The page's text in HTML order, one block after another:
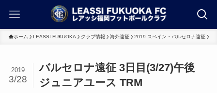
ホーム LEASSI FUKUOKA クラブ情報 海外遠征 2019 スペイン・バルセロナ遠征
バルセロナ遠征 3日目(3/27)午後
ジュニアユース TRM
2019
3/28